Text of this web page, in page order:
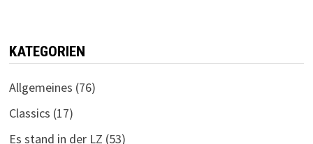
KATEGORIEN
Allgemeines (76)
Classics (17)
Es stand in der LZ (53)